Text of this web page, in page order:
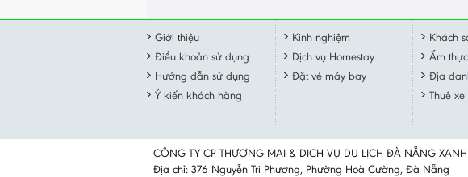
Giới thiệu
Điều khoản sử dụng
Hướng dẫn sử dụng
Ý kiến khách hàng
Kinh nghiệm
Dịch vụ Homestay
Đặt vé máy bay
Khách
Ẩm thực
Địa
Thuê xe
CÔNG TY CP THƯƠNG MẠI & DICH VỤ DU LỊCH ĐÀ NẴNG XANH
Địa chỉ: 376 Nguyễn Tri Phương, Phường Hoà Cường, Đà Nẵng